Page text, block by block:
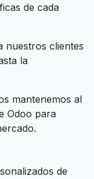
de cada
nuestros clientes
la
mantenemos al
Odoo para
de